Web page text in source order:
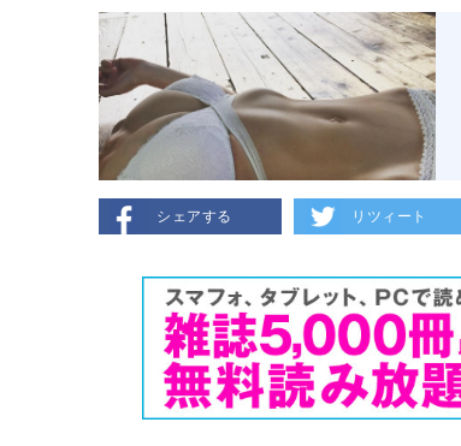
シェアする リツィート